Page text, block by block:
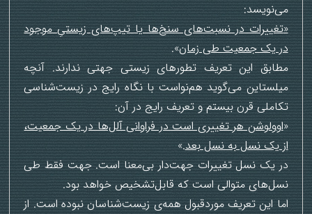
می‌نویسد:
«تغییرات در نسبت‌های سنخ‌ها یا تیپ‌های زیستیِ موجود
در یک جمعیت طی زمان».
مطابق این تعریف تطورهای زیستی جهتی ندارند. آنچه
میلستاین می‌گوید هم‌نواست با نگاه رایج در زیست‌شناسی
تکاملی قرن بیستم و تعریف رایج در آن:
«اوولوشن هر تغییری است در فراوانی آلل‌ها در یک جمعیت،
از یک نسل به نسل بعد.»
در یک نسل تغییرات جهت‌دار بی‌معنا است. جهت فقط طی
نسل‌های متوالی است که قابل‌تشخیص خواهد بود.
اما این تعریف موردقبول همه‌ی زیست‌شناسان نبوده است. از